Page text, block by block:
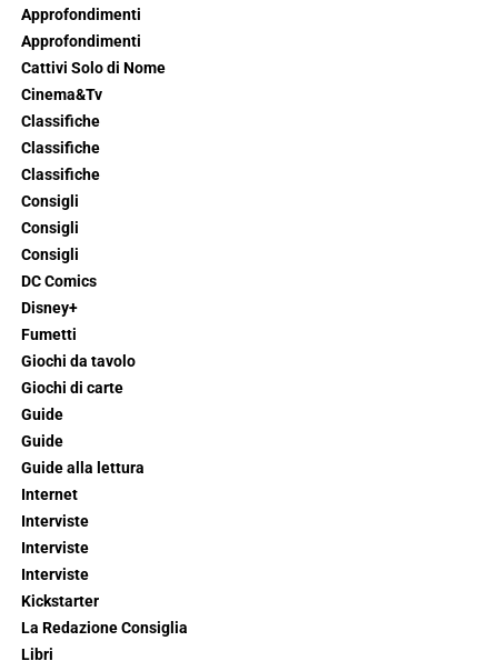
Approfondimenti
Approfondimenti
Cattivi Solo di Nome
Cinema&Tv
Classifiche
Classifiche
Classifiche
Consigli
Consigli
Consigli
DC Comics
Disney+
Fumetti
Giochi da tavolo
Giochi di carte
Guide
Guide
Guide alla lettura
Internet
Interviste
Interviste
Interviste
Kickstarter
La Redazione Consiglia
Libri